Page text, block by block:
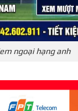
ngoại hạng anh